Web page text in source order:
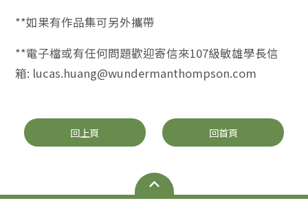
**如果有作品集可另外攜帶
**電子檔或有任何問題歡迎寄信來107級敏雄學長信
箱: lucas.huang@wundermanthompson.com
回上頁 回首頁